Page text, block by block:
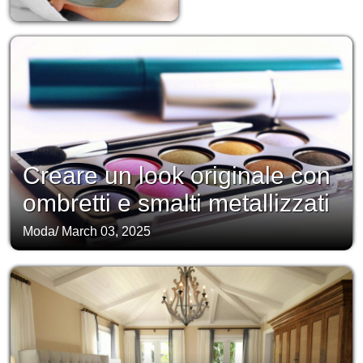
Creare un look originale con
ombretti e smalti metallizzati
Moda/ March 03, 2025